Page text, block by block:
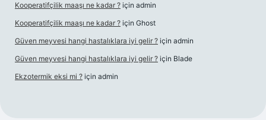
Kooperatifçilik maaşı ne kadar ? için admin
Kooperatifçilik maaşı ne kadar ? için Ghost
Güven meyvesi hangi hastalıklara iyi gelir ? için admin
Güven meyvesi hangi hastalıklara iyi gelir ? için Blade
Ekzotermik eksi mi ? için admin